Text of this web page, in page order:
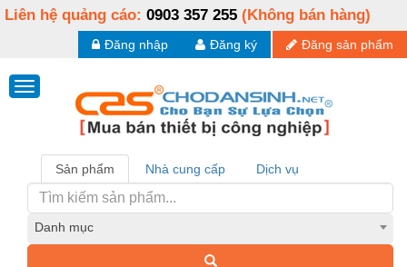
Liên hệ quảng cáo: 0903 357 255 (Không bán hàng)
Đăng sản phẩm
Đăng ký
Đăng nhập
Sản phẩm Nhà cung cấp Dịch vụ
Danh mục